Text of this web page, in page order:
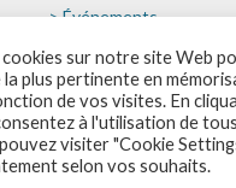
> Événements
> Médias
> Faire un don
> Infolettre
sur notre site Web
plus pertinente en
de vos visites. En
à l'utilisation de
visiter "Cookie
selon vos souhaits.